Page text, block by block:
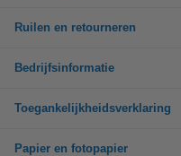
Ruilen en retourneren
Bedrijfsinformatie
Toegankelijkheidsverklaring
Papier en fotopapier